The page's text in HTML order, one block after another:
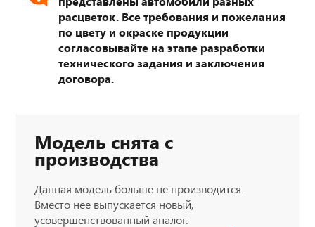
расцветок. Все требования и пожелания
по цвету и окраске продукции
согласовывайте на этапе разработки
технического задания и заключения
договора.
Модель снята с
производства
Данная модель больше не производится.
Вместо нее выпускается новый,
усовершенствованный аналог.